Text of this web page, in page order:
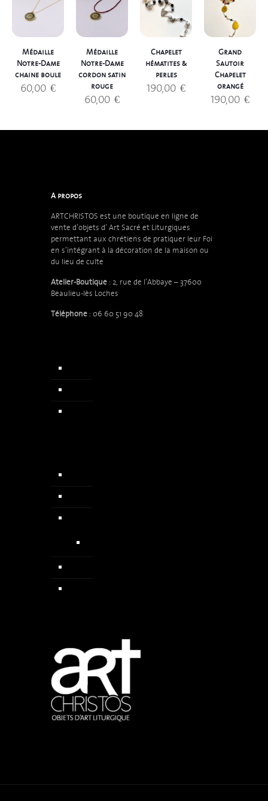
Médaille
Notre-Dame
chaine boule
60,00 €
Médaille
Notre-Dame
cordon satin
rouge
60,00 €
Chapelet
hématites &
perles
190,00 €
Grand
Sautoir
Chapelet
orangé
190,00 €
A propos
ARTCHRISTOS est une boutique en ligne de
vente d’objets d’Art Sacré et Liturgiques
permettant aux chrétiens de pratiquer leur Foi
en s’intégrant à la décoration de la maison ou
du lieu de culte
Atelier-Boutique: 2, rue de l’Abbaye – 37600
Beaulieu-lès Loches
Téléphone: 06 60 51 90 48